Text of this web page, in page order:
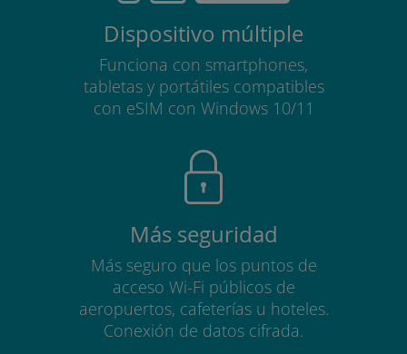
Dispositivo múltiple
Funciona con smartphones,
tabletas y portátiles compatibles
con eSIM con Windows 10/11
Más seguridad
Más seguro que los puntos de
acceso Wi-Fi públicos de
aeropuertos, cafeterías u hoteles.
Conexión de datos cifrada.